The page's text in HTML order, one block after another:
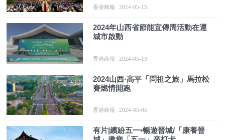
香港商報 2024-05-15
2024年山西省節能宣傳周活動在運
城市啟動
香港商報 2024-05-13
2024山西·高平「問祖之旅」馬拉松
賽燃情開跑
香港商報 2024-05-05
有片|繽紛五一•暢遊晉城/「康養晉